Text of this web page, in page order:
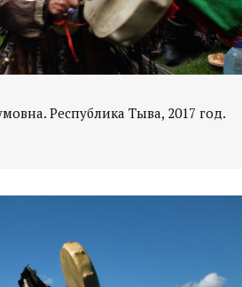
Республика Тыва, 2017 год.